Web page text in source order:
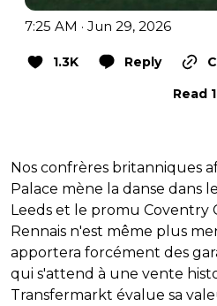
7:25 AM · Jun 29, 2026
1.3K Reply
Read
Nos confrères britanniques
Palace mène la danse dans
Leeds et le promu Coventry
Rennais n'est même plus
apportera forcément des
qui s'attend à une vente
Transfermarkt évalue sa